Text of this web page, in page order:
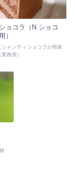
ョコラ（N ショコ
）
シャンティショコラが簡単
務用）